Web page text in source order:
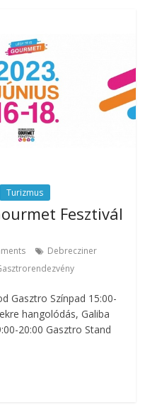
Turizmus
Fesztivál
Debrecziner
Gasztro Színpad 15:00-
hangolódás, Galiba
20:00 Gasztro Stand